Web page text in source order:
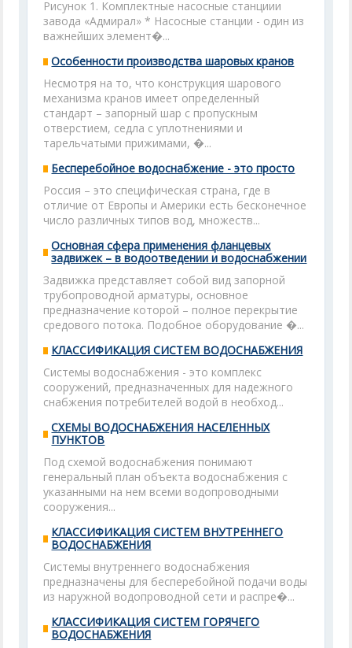
Рисунок 1. Комплектные насосные станциии
завода «Адмирал» * Насосные станции - один из
важнейших элемент�...
Особенности производства шаровых кранов
Несмотря на то, что конструкция шарового
механизма кранов имеет определенный
стандарт – запорный шар с пропускным
отверстием, седла с уплотнениями и
тарельчатыми прижимами, �...
Бесперебойное водоснабжение - это просто
Россия – это специфическая страна, где в
отличие от Европы и Америки есть бесконечное
число различных типов вод, множеств...
Основная сфера применения фланцевых
задвижек – в водоотведении и водоснабжении
Задвижка представляет собой вид запорной
трубопроводной арматуры, основное
предназначение которой – полное перекрытие
средового потока. Подобное оборудование �...
КЛАССИФИКАЦИЯ СИСТЕМ ВОДОСНАБЖЕНИЯ
Системы водоснабжения - это комплекс
сооружений, предназначенных для надежного
снабжения потребителей водой в необход...
СХЕМЫ ВОДОСНАБЖЕНИЯ НАСЕЛЕННЫХ
ПУНКТОВ
Под схемой водоснабжения понимают
генеральный план объекта водоснабжения с
указанными на нем всеми водопроводными
сооружения...
КЛАССИФИКАЦИЯ СИСТЕМ ВНУТРЕННЕГО
ВОДОСНАБЖЕНИЯ
Системы внутреннего водоснабжения
предназначены для бесперебойной подачи воды
из наружной водопроводной сети и распре�...
КЛАССИФИКАЦИЯ СИСТЕМ ГОРЯЧЕГО
ВОДОСНАБЖЕНИЯ